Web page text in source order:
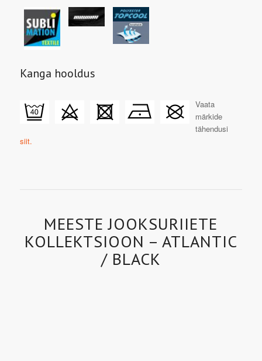
Kanga hooldus
Vaata
märkide
tähendusi
siit.
MEESTE JOOKSURIIETE
KOLLEKTSIOON – ATLANTIC
/ BLACK